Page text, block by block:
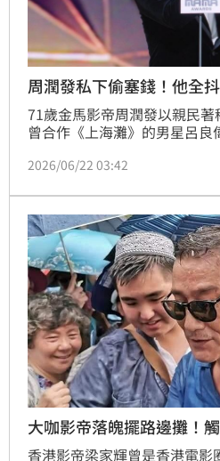
周潤發私下偷塞錢！他全
71歲金馬影帝周潤發以親民著
曾合作《上海灘》的男星呂
人員，包含昔日合作的燈光師
老戰友聚餐敘舊。這份念舊
不凡的人品與智慧，也讓粉絲
實、感人的一面。
2026/06/22 03:42
大咖影帝落魄擺路邊攤！
香港影帝梁家輝曾是香港電影